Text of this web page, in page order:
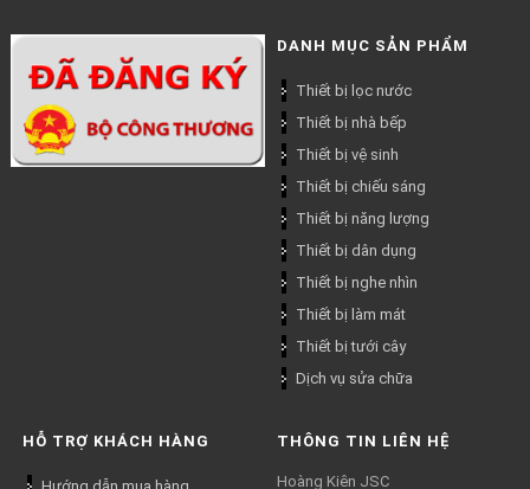
DANH MỤC SẢN PHẨM
Thiết bị lọc nước
Thiết bị nhà bếp
Thiết bị vệ sinh
Thiết bị chiếu sáng
Thiết bị năng lượng
Thiết bị dân dụng
Thiết bị nghe nhìn
Thiết bị làm mát
Thiết bị tưới cây
Dịch vụ sửa chữa
HỖ TRỢ KHÁCH HÀNG THÔNG TIN LIÊN HỆ
Hoàng Kiên JSC